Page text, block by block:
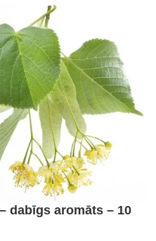
dabīgs aromāts – 10